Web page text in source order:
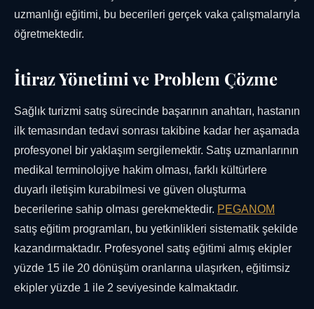
uzmanlığı eğitimi, bu becerileri gerçek vaka çalışmalarıyla
öğretmektedir.
İtiraz Yönetimi ve Problem Çözme
Sağlık turizmi satış sürecinde başarının anahtarı, hastanın
ilk temasından tedavi sonrası takibine kadar her aşamada
profesyonel bir yaklaşım sergilemektir. Satış uzmanlarının
medikal terminolojiye hakim olması, farklı kültürlere
duyarlı iletişim kurabilmesi ve güven oluşturma
becerilerine sahip olması gerekmektedir. PEGANOM
satış eğitim programları, bu yetkinlikleri sistematik şekilde
kazandırmaktadır. Profesyonel satış eğitimi almış ekipler
yüzde 15 ile 20 dönüşüm oranlarına ulaşırken, eğitimsiz
ekipler yüzde 1 ile 2 seviyesinde kalmaktadır.